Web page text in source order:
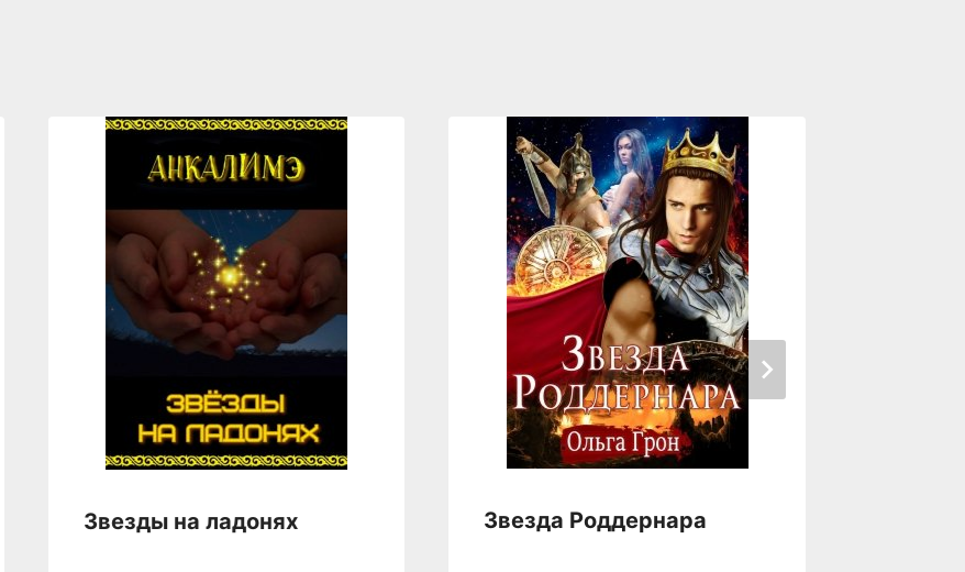
Звезды на ладонях Звезда Роддернара